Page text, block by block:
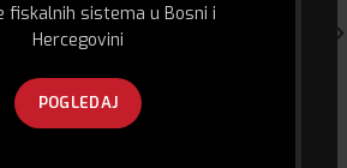
fiskalnih sistema u Bosni i
Hercegovini
POGLEDAJ